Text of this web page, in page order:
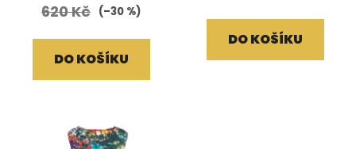
620 Kč (–30 %)
DO KOŠÍKU
DO KOŠÍKU